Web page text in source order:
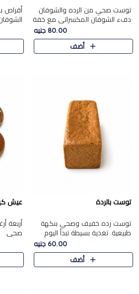
توست صحي من الرده والشوفان.
دفء الشوفان المكسراتي مع خفة
80.00 جنيه
أضف
أقراص
بداية
توست بالردة
توست رده خفيف وصحي بنكهة
طبيعية. تغذية بسيطة تبدأ اليوم
60.00 جنيه
أضف
عيش كيزر
أربعة
صحي.